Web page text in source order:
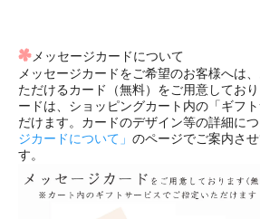
メッセージカードについて
メッセージカードをご希望のお客様へは
ただけるカード（無料）をご用意してお
ードは、ショッピングカート内の「ギフ
だけます。カードのデザイン等の詳細に
ジカードについて」 のページでご案内さ
す。